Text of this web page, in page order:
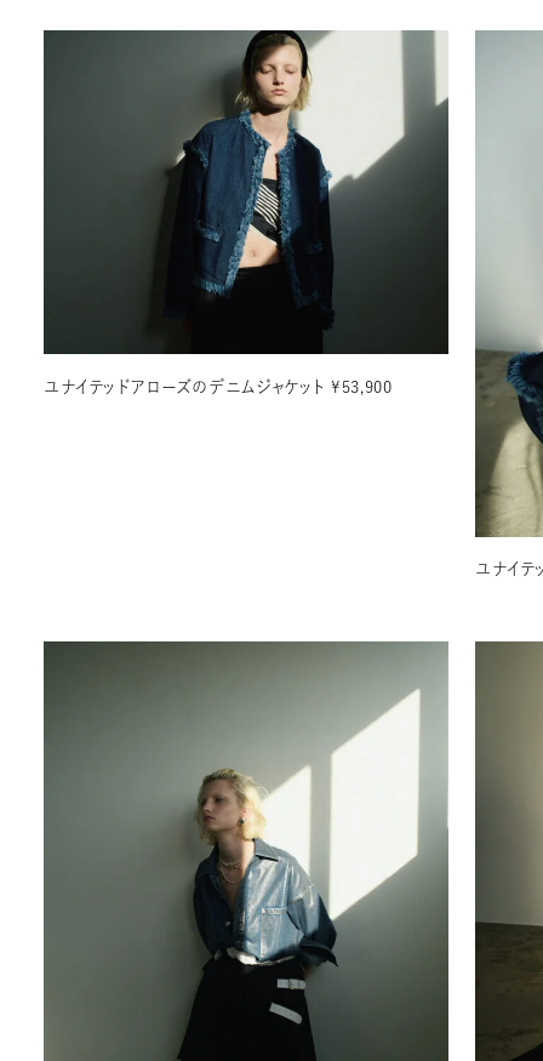
ユナイテッドアローズのデニムジャケット ¥53,900
ユナイテ